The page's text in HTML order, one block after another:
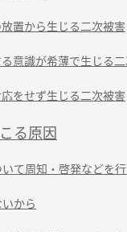
置から生じる二次被害
意識が希薄で生じる
をせず生じる二次被害
る原因
て周知・啓発などを
から